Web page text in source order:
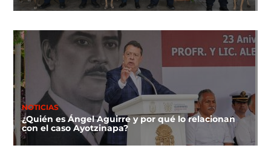
NOTICIAS
¿Quién es Ángel Aguirre y por qué lo relacionan
con el caso Ayotzinapa?